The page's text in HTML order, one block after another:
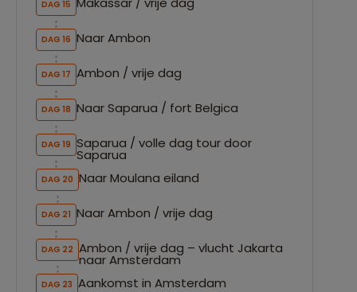
DAG 15
DAG 16 Naar Ambon
DAG 17 Ambon / vrije dag
DAG 18 Naar Saparua / fort Belgica
DAG 19 Saparua / volle dag tour door
Saparua
DAG 20 Naar Moulana eiland
DAG 21 Naar Ambon / vrije dag
DAG 22 Ambon / vrije dag – vlucht Jakarta
naar Amsterdam
DAG 23 Aankomst in Amsterdam